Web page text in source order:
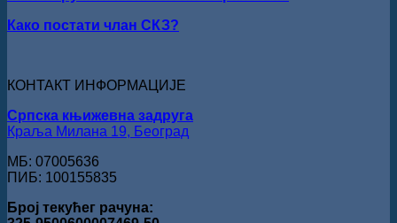
Како постати члан СКЗ?
КОНТАКТ ИНФОРМАЦИЈЕ
Српска књижевна задруга
Краља Милана 19, Београд
МБ: 07005636
ПИБ: 100155835
Број текућег рачуна: